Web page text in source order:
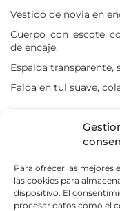
Para ofrecer las mejores
las cookies para
dispositivo. El
procesar datos como el
Rose
Aucun
Vestido de novia en
Cuerpo con escote
de encaje.
Espalda transparente,
Falda en tul suave,
Nuestras costureras
este modelo (que